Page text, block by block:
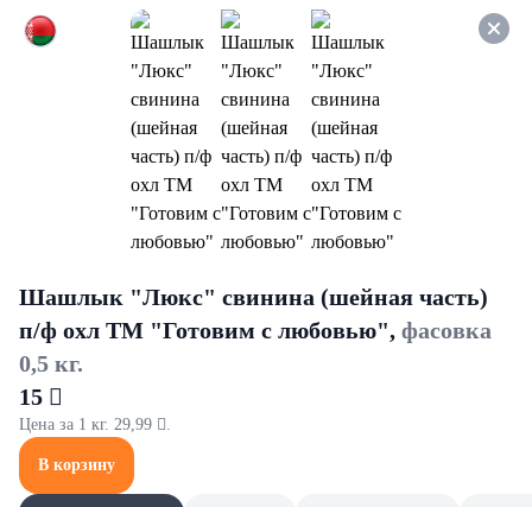
Оформляйте заказ НА
САМОВЫВОЗ и получайте
СКИДКУ 7%
Мыло
Шашлык "Люкс" свинина (шейная часть)
п/ф охл ТМ "Готовим с любовью", фасовка
0,5 кг.
15 
Цена за 1 кг. 29,99 .
В корзину